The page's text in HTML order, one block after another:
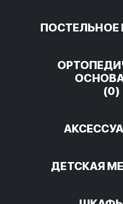
ПОСТЕЛЬНОЕ
(0)
ДЕТСКАЯ